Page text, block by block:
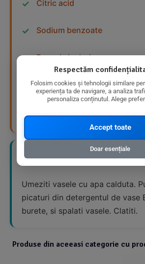
Citric acid
Sodium benzoate
Benzyl alcohol
Potassium sorbate
📋 Mod de Utilizare
Umeziti vasele cu apa calduta.
picaturi din detergentul de vase
burete, si spalati vasele. Clatiti.
Produse din aceeasi categorie cu
Respectăm
Folosim cookies și tehnologii similare
experiența ta de navigare, a analiza
personaliza conținutul. Alege
Accept toate
Doar esențiale